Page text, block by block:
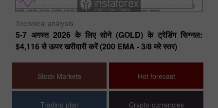
Technical analysis
5-7 अगस्त 2026 के लिए सोने (GOLD) के ट्रेडिंग सिग्नल:
$4,116 से ऊपर खरीदारी करें (200 EMA - 3/8 मरे स्तर)